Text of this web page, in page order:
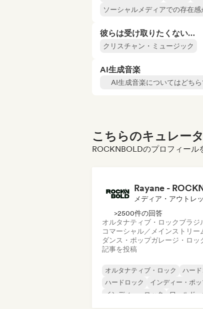
ソーシャルメディアでの存在感
彼らは受け取りたくない…
クリスチャン・ミュージック
AI生成音楽
AI生成音楽についてはどち
こちらのキュレー
ROCKNBOLDのプロフィール
Rayane -
>2500件の回答
オルタナティブ・ロックブラジ
コマーシャル／メインストリー
ダンス・ポップガレージ・ロッ
記事を投稿
オルタナティブ・ロック
ハー
ハードロック
インディー・ポ
インディー・ロック
ワールド